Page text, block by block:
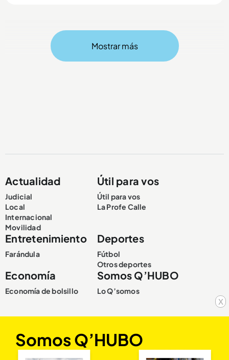
x
Mostrar más
Actualidad
Judicial
Local
Internacional
Movilidad
Útil para vos
Útil para vos
La Profe Calle
Entretenimiento
Farándula
Deportes
Fútbol
Otros deportes
Economía
Economía de bolsillo
Somos Q’HUBO
Lo Q’somos
Somos Q’HUBO